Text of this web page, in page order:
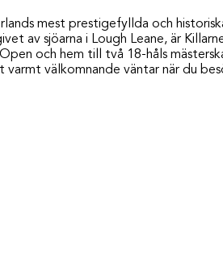
mest prestigefyllda och
av sjöarna i Lough Leane, är
och hem till två 18-håls
varmt välkomnande väntar när du